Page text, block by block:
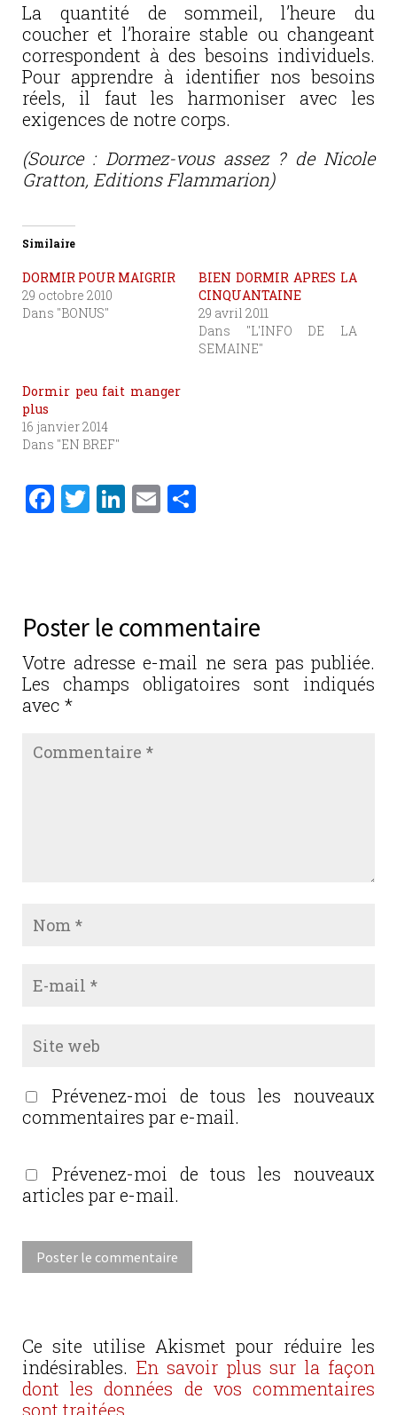
La quantité de sommeil, l’heure du
coucher et l’horaire stable ou changeant
correspondent à des besoins individuels.
Pour apprendre à identifier nos besoins
réels, il faut les harmoniser avec les
exigences de notre corps.
(Source : Dormez-vous assez ? de Nicole
Gratton, Editions Flammarion)
Similaire
DORMIR POUR MAIGRIR
29 octobre 2010
Dans "BONUS"
BIEN DORMIR APRES LA
CINQUANTAINE
29 avril 2011
Dans "L'INFO DE LA
SEMAINE"
Dormir peu fait manger
plus
16 janvier 2014
Dans "EN BREF"
F
b
o
o
k
T
r
Li
n
E
er
Poster le commentaire
Votre adresse e-mail ne sera pas publiée.
Les champs obligatoires sont indiqués
avec *
Prévenez-moi de tous les nouveaux
commentaires par e-mail.
Prévenez-moi de tous les nouveaux
articles par e-mail.
Ce site utilise Akismet pour réduire les
indésirables. En savoir plus sur la façon
dont les données de vos commentaires
sont traitées